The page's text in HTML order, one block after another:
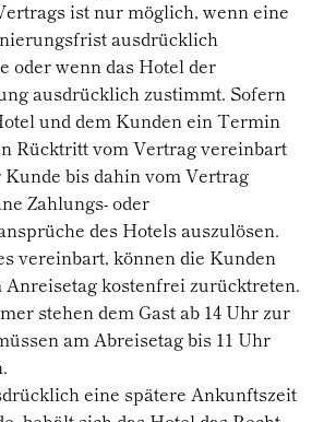
ist nur möglich, wenn eine
ausdrücklich
oder wenn das Hotel der
ausdrücklich zustimmt. Sofern
und dem Kunden ein Termin
Rücktritt vom Vertrag vereinbart
bis dahin vom Vertrag
Zahlungs- oder
des Hotels auszulösen.
vereinbart, können die Kunden
Anreisetag kostenfrei zurücktreten.
stehen dem Gast ab 14 Uhr zur
am Abreisetag bis 11 Uhr
eine spätere Ankunftszeit